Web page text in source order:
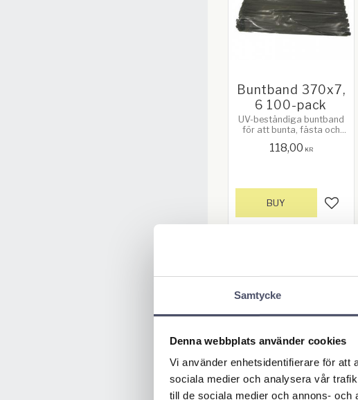
Samtycke
Denna webbplats använder cookies
Vi använder enhetsidentifierare för att
sociala medier och analysera vår
till de sociala medier och annons-
Buntband 370x7,
6 100-pack
UV-beständiga buntband
för att bunta, fästa och
Bredd 7,6 mm. 100-pack.
118,00 KR
Add
BUY
Fjädersprint 10-p
ack 4x26x74mm